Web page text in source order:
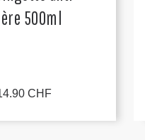
500ml
CHF